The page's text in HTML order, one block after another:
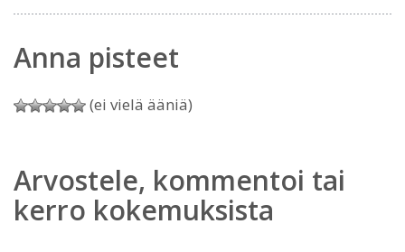
Anna pisteet
(ei vielä ääniä)
Arvostele, kommentoi tai
kerro kokemuksista